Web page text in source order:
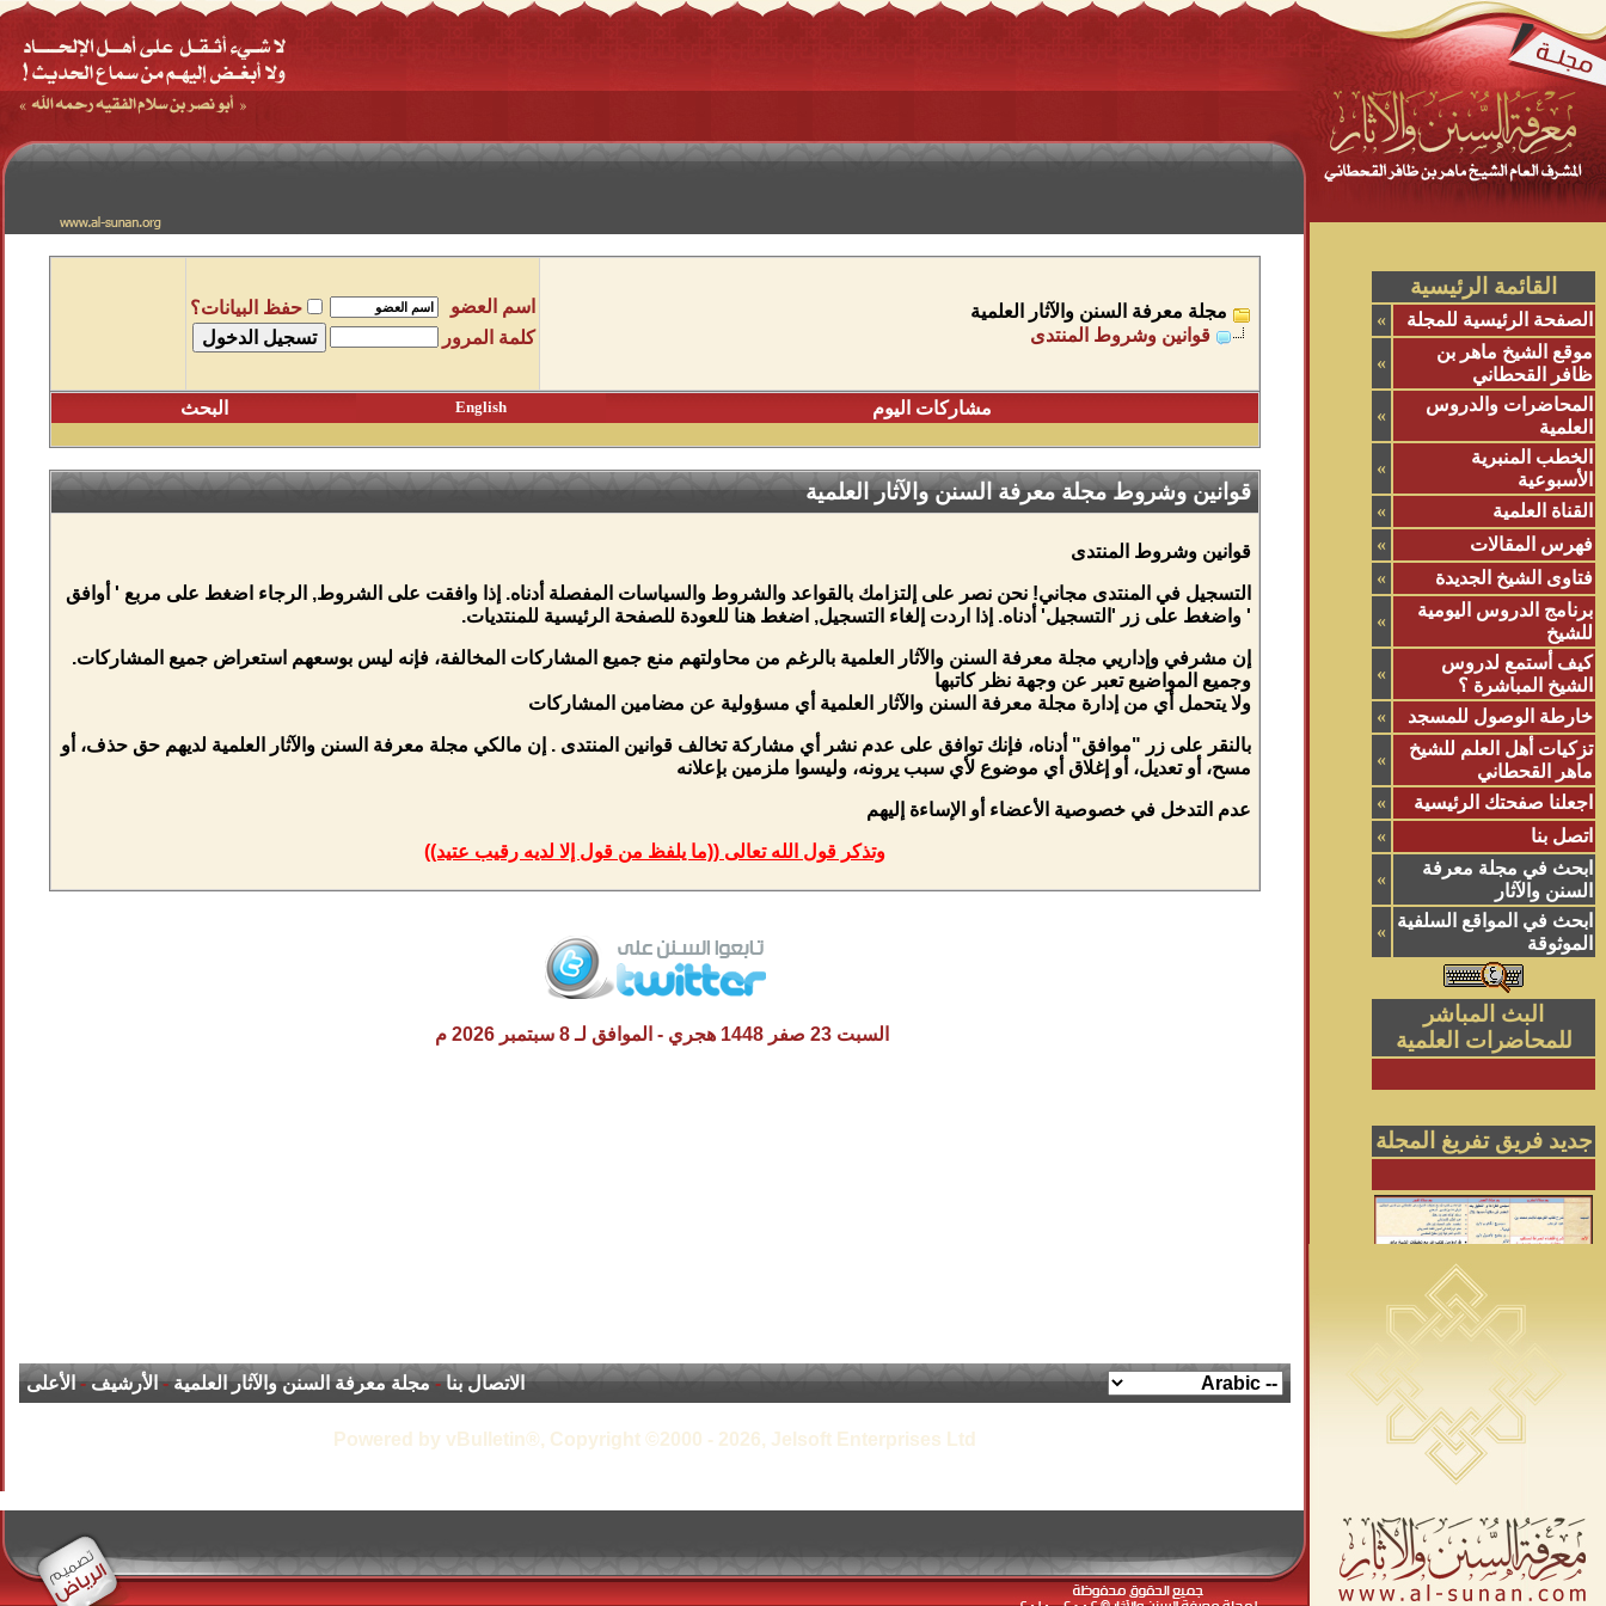
القائمة الرئيسية
الصفحة الرئيسية للمجلة
»
موقع الشيخ ماهر بن
ظافر القحطاني
»
المحاضرات والدروس
العلمية
»
الخطب المنبرية
الأسبوعية
»
القناة العلمية
»
فهرس المقالات
»
فتاوى الشيخ الجديدة
»
برنامج الدروس اليومية
للشيخ
»
كيف أستمع لدروس
الشيخ المباشرة ؟
»
خارطة الوصول للمسجد
»
تزكيات أهل العلم للشيخ
ماهر القحطاني
»
اجعلنا صفحتك الرئيسية
»
اتصل بنا
»
ابحث في مجلة معرفة
السنن والآثار
»
ابحث في المواقع السلفية
الموثوقة
»
البث المباشر
للمحاضرات العلمية
جديد فريق تفريغ المجلة
مجلة معرفة السنن والآثار العلمية
قوانين وشروط المنتدى
اسم العضو
حفظ البيانات؟
كلمة المرور
مشاركات اليوم English البحث
قوانين وشروط مجلة معرفة السنن والآثار العلمية
قوانين وشروط المنتدى
التسجيل في المنتدى مجاني! نحن نصر على إلتزامك بالقواعد والشروط والسياسات المفصلة أدناه. إذا وافقت على الشروط, الرجاء اضغط على مربع ' أوافق
' واضغط على زر 'التسجيل' أدناه. إذا اردت إلغاء التسجيل, اضغط هنا للعودة للصفحة الرئيسية للمنتديات.
إن مشرفي وإداريي مجلة معرفة السنن والآثار العلمية بالرغم من محاولتهم منع جميع المشاركات المخالفة، فإنه ليس بوسعهم استعراض جميع المشاركات.
وجميع المواضيع تعبر عن وجهة نظر كاتبها
ولا يتحمل أي من إدارة مجلة معرفة السنن والآثار العلمية أي مسؤولية عن مضامين المشاركات
بالنقر على زر "موافق" أدناه، فإنك توافق على عدم نشر أي مشاركة تخالف قوانين المنتدى . إن مالكي مجلة معرفة السنن والآثار العلمية لديهم حق حذف، أو
مسح، أو تعديل، أو إغلاق أي موضوع لأي سبب يرونه، وليسوا ملزمين بإعلانه
عدم التدخل في خصوصية الأعضاء أو الإساءة إليهم
وتذكر قول الله تعالى ((ما يلفظ من قول إلا لديه رقيب عتيد))
السبت 23 صفر 1448 هجري - الموافق لـ 8 سبتمبر 2026 م
الاتصال بنا-مجلة معرفة السنن والآثار العلمية-الأرشيف-الأعلى
Powered by vBulletin®, Copyright ©2000 - 2026, Jelsoft Enterprises Ltd